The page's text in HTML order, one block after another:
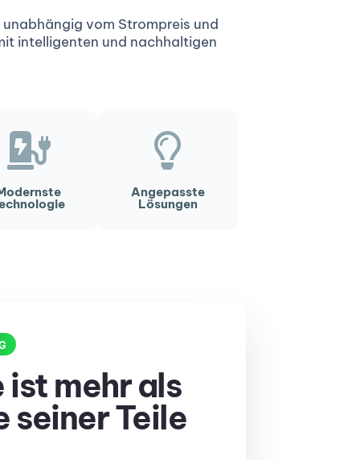
vom Strompreis und
intelligenten und nachhaltigen
Angepasste
Lösungen
ist mehr als
seiner Teile